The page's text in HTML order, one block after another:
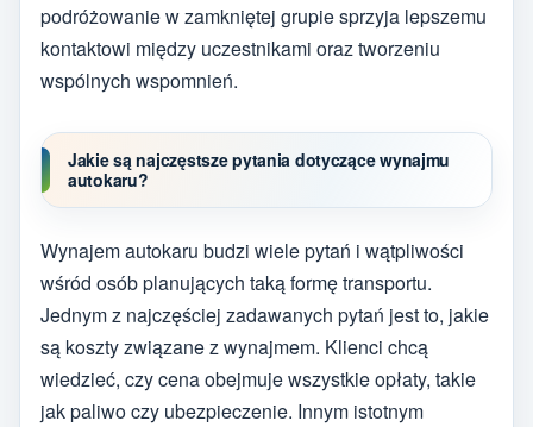
podróżowanie w zamkniętej grupie sprzyja lepszemu
kontaktowi między uczestnikami oraz tworzeniu
wspólnych wspomnień.
Jakie są najczęstsze pytania dotyczące wynajmu
autokaru?
Wynajem autokaru budzi wiele pytań i wątpliwości
wśród osób planujących taką formę transportu.
Jednym z najczęściej zadawanych pytań jest to, jakie
są koszty związane z wynajmem. Klienci chcą
wiedzieć, czy cena obejmuje wszystkie opłaty, takie
jak paliwo czy ubezpieczenie. Innym istotnym